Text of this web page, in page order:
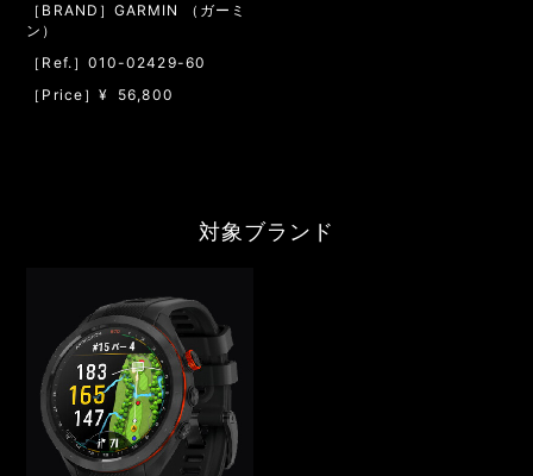
［BRAND］GARMIN （ガーミ
ン）
［Ref.］010-02429-60
［Price］¥ 56,800
対象ブランド